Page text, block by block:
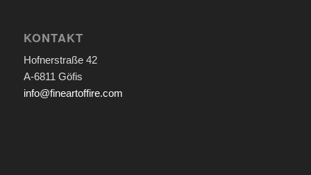
KONTAKT
Hofnerstraße 42
A-6811 Göfis
info@fineartoffire.com